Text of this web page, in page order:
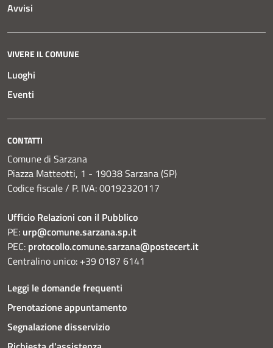
Avvisi
VIVERE IL COMUNE
Luoghi
Eventi
CONTATTI
Comune di Sarzana
Piazza Matteotti, 1 - 19038 Sarzana (SP)
Codice fiscale / P. IVA: 00192320117
Ufficio Relazioni con il Pubblico
PE: urp@comune.sarzana.sp.it
PEC: protocollo.comune.sarzana@postecert.it
Centralino unico: +39 0187 6141
Leggi le domande frequenti
Prenotazione appuntamento
Segnalazione disservizio